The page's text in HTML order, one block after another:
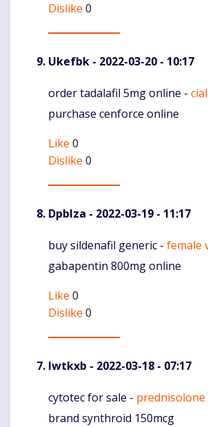
Dislike 0
Ukefbk - 2022-03-20 - 10:17
Komentaras
order tadalafil 5mg online -
purchase cenforce online
Like 0
Dislike 0
Dpblza - 2022-03-19 - 11:17
Komentaras
buy sildenafil generic - female
gabapentin 800mg online
Like 0
Dislike 0
Iwtkxb - 2022-03-18 - 07:17
Komentaras
cytotec for sale - prednisolone
brand synthroid 150mcg